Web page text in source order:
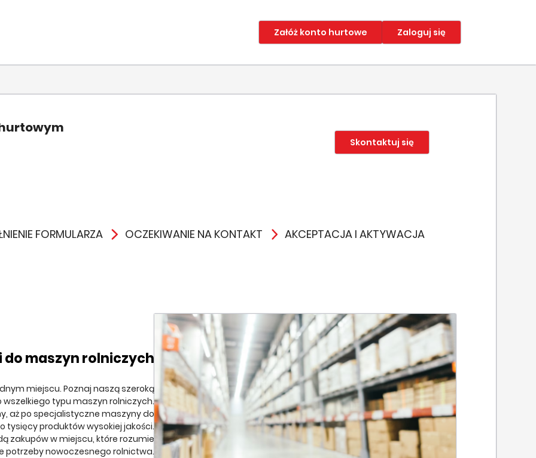
Załóż konto hurtowe Zaloguj się
Skontaktuj się
FORMULARZA OCZEKIWANIE NA KONTAKT AKCEPTACJA I AKTYWACJA
do maszyn rolniczych
miejscu. Poznaj naszą szeroką
typu maszyn rolniczych.
aż po specjalistyczne maszyny do
produktów wysokiej jakości.
zakupów w miejscu, które rozumie
potrzeby nowoczesnego rolnictwa.